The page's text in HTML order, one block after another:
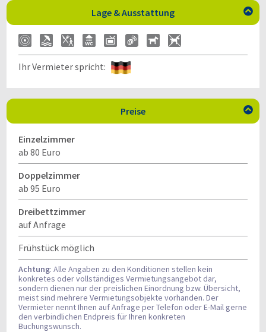
Lage & Ausstattung 
Ihr Vermieter spricht:
Preise 
Einzelzimmer
ab 80 Euro
Doppelzimmer
ab 95 Euro
Dreibettzimmer
auf Anfrage
Frühstück möglich
Achtung: Alle Angaben zu den Konditionen stellen kein
konkretes oder vollständiges Vermietungsangebot dar,
sondern dienen nur der preislichen Einordnung bzw. Übersicht,
meist sind mehrere Vermietungsobjekte vorhanden. Der
Vermieter nennt Ihnen auf Anfrage per Telefon oder E-Mail gerne
den verbindlichen Endpreis für Ihren konkreten
Buchungswunsch.